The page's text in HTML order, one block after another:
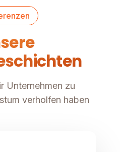
Unternehmen zu
verholfen haben